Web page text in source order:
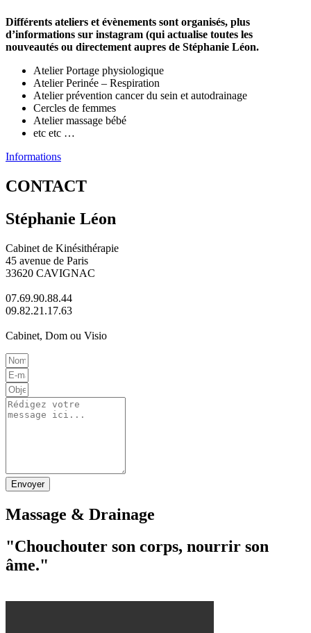
Différents ateliers et évènements sont organisés, plus
d’informations sur instagram (qui actualise toutes les
nouveautés ou directement aupres de Stéphanie Léon.
Atelier Portage physiologique
Atelier Perinée – Respiration
Atelier prévention cancer du sein et autodrainage
Cercles de femmes
Atelier massage bébé
etc etc …
Informations
CONTACT
Stéphanie Léon
Cabinet de Kinésithérapie
45 avenue de Paris
33620 CAVIGNAC
07.69.90.88.44
09.82.21.17.63
Cabinet, Dom ou Visio
Envoyer
Massage & Drainage
"Chouchouter son corps, nourrir son
âme."